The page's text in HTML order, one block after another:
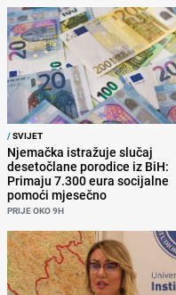
/SVIJET
Njemačka istražuje slučaj
desetočlane porodice iz BiH:
Primaju 7.300 eura socijalne
pomoći mjesečno
PRIJE OKO 9H